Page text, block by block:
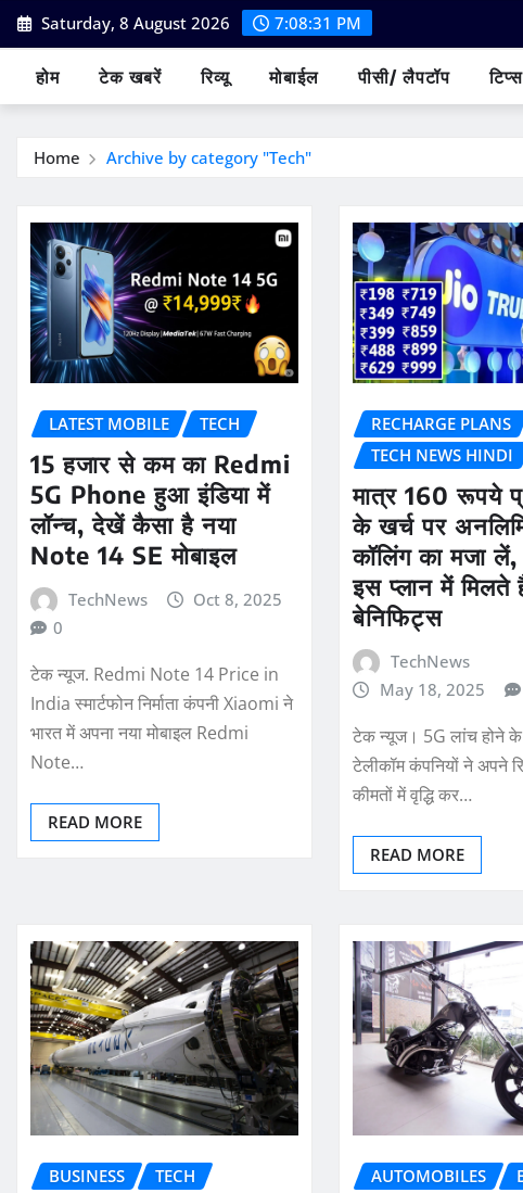
Skip
to
content
Saturday, 8 August 2026 7:08:32 PM
होम टेक खबरें रिव्यू मोबाईल पीसी/ लैपटॉप
Home Archive by category "Tech"
LATEST MOBILE TECH
15 हजार से कम का Redmi
5G Phone हुआ इंडिया में
लॉन्च, देखें कैसा है नया
Note 14 SE मोबाइल
TechNews
Oct 8, 2025
0
टेक न्यूज. Redmi Note 14 Price in
India स्मार्टफोन निर्माता कंपनी Xiaomi ने
भारत में अपना नया मोबाइल Redmi
Note…
READ MORE
RECHARGE PLANS
TECH NEWS HINDI
मात्र 160 रूपये
के खर्च पर
कॉलिंग का मजा
इस प्लान में मिलते
बेनिफिट्स
TechNews
May 18, 2025
टेक न्यूज। 5G लांच होने के
टेलीकॉम कंपनियों ने अपने
कीमतों में वृद्धि कर…
READ MORE
BUSINESS TECH AUTOMOBILES